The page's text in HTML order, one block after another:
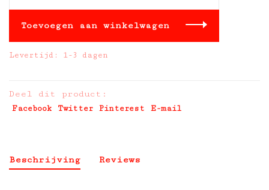
Toevoegen aan winkelwagen
Levertijd: 1-3 dagen
Deel dit product:
Facebook Twitter Pinterest E-mail
Beschrijving Reviews